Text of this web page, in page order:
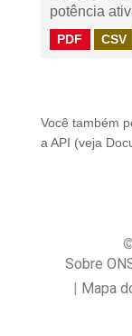
potência
PDF CSV
Você também
a API (veja
Sobre
Mapa